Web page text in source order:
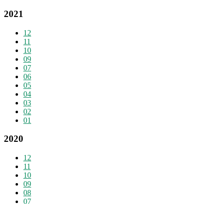
2021
12
11
10
09
07
06
05
04
03
02
01
2020
12
11
10
09
08
07